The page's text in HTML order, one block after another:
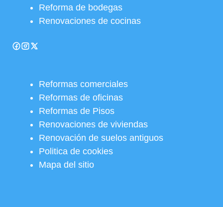
Reforma de bodegas
Renovaciones de cocinas
Reformas comerciales
Reformas de oficinas
Reformas de Pisos
Renovaciones de viviendas
Renovación de suelos antiguos
Politica de cookies
Mapa del sitio